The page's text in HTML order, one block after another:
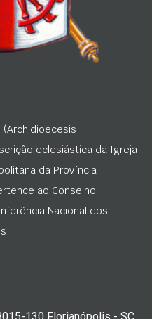
(Archidioecesis
eclesiástica da Igreja
da Província
ao Conselho
Nacional dos
130 Florianópolis - SC